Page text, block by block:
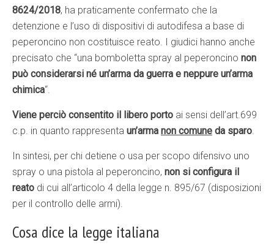
8624/2018, ha praticamente confermato che la
detenzione e l’uso di dispositivi di autodifesa a base di
peperoncino non costituisce reato. I giudici hanno anche
precisato che “una bomboletta spray al peperoncino non
può considerarsi né un’arma da guerra e neppure un’arma
chimica“.
Viene perciò consentito il libero porto ai sensi dell’art.699
c.p. in quanto rappresenta un’arma non comune da sparo
In sintesi, per chi detiene o usa per scopo difensivo uno
spray o una pistola al peperoncino, non si configura il
reato di cui all’articolo 4 della legge n. 895/67 (disposizioni
per il controllo delle armi).
Cosa dice la legge italiana